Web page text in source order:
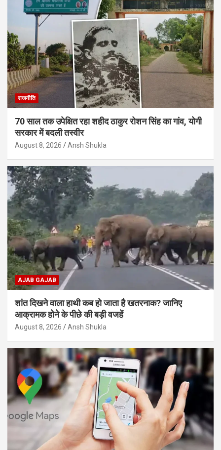
राजनीति
70 साल तक उपेक्षित रहा शहीद ठाकुर रोशन सिंह का गांव, योगी
सरकार में बदली तस्वीर
August 8, 2026 Ansh Shukla
AJAB GAJAB
शांत दिखने वाला हाथी कब हो जाता है खतरनाक? जानिए
आक्रामक होने के पीछे की बड़ी वजहें
August 8, 2026 Ansh Shukla